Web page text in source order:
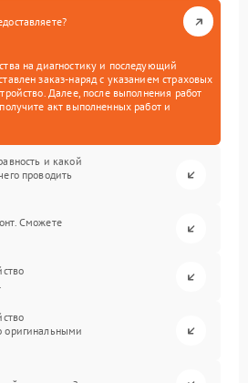
на диагностику и последующий
заказ-наряд с указанием страховых
Далее, после выполнения работ
акт выполненных работ и
и какой
проводить
Сможете
оригинальными